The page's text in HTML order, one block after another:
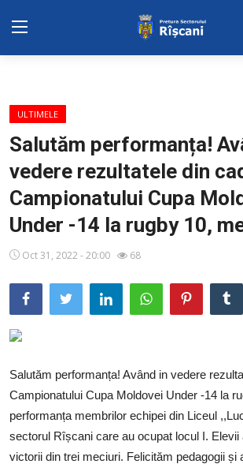
Adresa: str. Kiev 3 | tel: +373 (22) 44 10
98 | mail: pretura.riscani@gmail.com
SERVICII SECTOR
Harta sect. Riscani
ADMINISTRAŢIA
Transparența
Proiecte
Sectorul Rîșcani
Căutați pe Internet
ULTIMELE
Salutăm performanța!
vedere rezultatele din
Campionatului Cupa
Under -14 la rugby 10,
Oct 31, 2022 - 20:00 68
Salutăm performanța! Având in vedere
Campionatului Cupa Moldovei Under -14 la
performanța membrilor echipei din Liceul
sectorul Rîșcani care au ocupat locul I. Elevii
victorii din trei meciuri. Felicităm pedagogii și